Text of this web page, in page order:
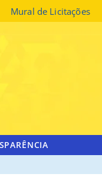
Mural de Licitações